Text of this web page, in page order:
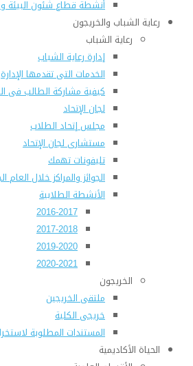
أنشطة قطاع شئون البيئة
رعاية الشباب والخريجون
رعاية الشباب
إدارة رعاية الشباب
الخدمات التى تقدمها الإدارة
كيفية مشاركة الطالب فى
لجان الإتحاد
مجلس إتحاد الطلاب
مستشارى لجان الإتحاد
تليفونات تهمك
الجوائز والمراكز خلال العام
الأنشطة الطلابية
2016-2017
2017-2018
2019-2020
2020-2021
الخريجون
ملتقى الخريجين
خريجى الكلية
المستندات المطلوبة
الحياة الأكاديمية